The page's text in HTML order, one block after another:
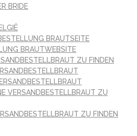
BRIDE
BRAUTSEITE
BRAUTWEBSITE
ZU FINDEN
VERSANDBESTELLBRAUT ZU
ZU FINDEN